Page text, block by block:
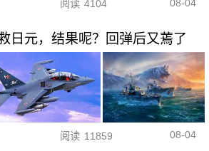
阅读 4104 08-04
日元，结果呢？回弹后又蔫了
阅读 11859 08-04